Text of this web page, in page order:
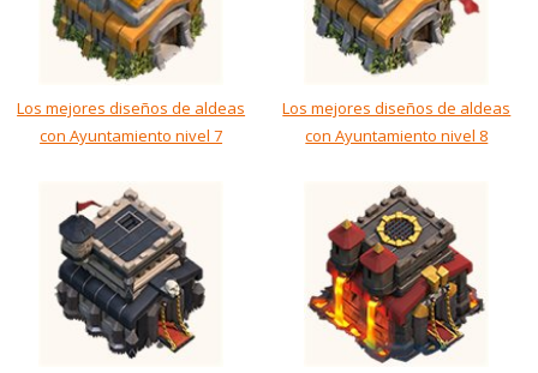
Los mejores diseños de aldeas
con Ayuntamiento nivel 7
Los mejores diseños de aldeas
con Ayuntamiento nivel 8